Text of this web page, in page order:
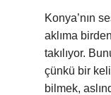
Konya’nın
aklıma
takılıyor.
çünkü bir
bilmek,